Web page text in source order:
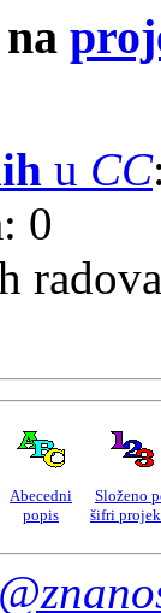
u CC
0
Abecedni
popis
Složeno
šifri